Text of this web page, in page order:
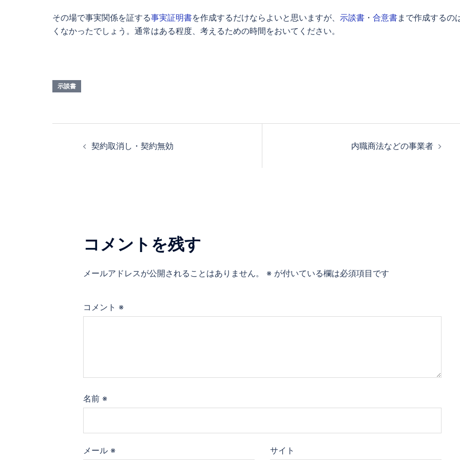
その場で事実関係を証する事実証明書を作成するだけならよいと思いますが、 示談書 ・ 合意書まで作成するの
くなかったでしょう。通常はある程度、考えるための時間をおいてください。
示談書
契約取消し・契約無効 内職商法などの事業者
コメントを残す
メールアドレスが公開されることはありません。 ※ が付いている欄は必須項目です
コメント ※
名前 ※
メール ※ サイト